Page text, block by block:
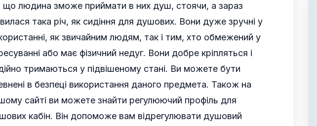
що людина зможе приймати в них душ, стоячи, а зараз
така річ, як сидіння для душових. Вони дуже зручні у
як звичайним людям, так і тим, хто обмежений у
або має фізичний недуг. Вони добре кріпляться і
тримаються у підвішеному стані. Ви можете бути
в безпеці використання даного предмета. Також на
сайті ви можете знайти регулюючий профіль для
кабін. Він допоможе вам відрегулювати душовий